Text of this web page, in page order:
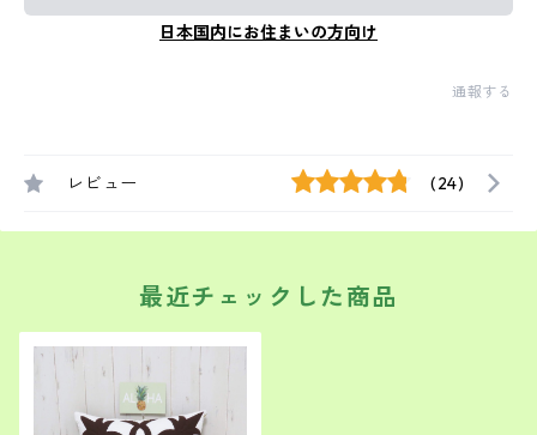
日本国内にお住まいの方向け
通報する
レビュー (24)
最近チェックした商品